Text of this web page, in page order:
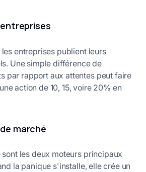
entreprises publient leurs
Une simple différence de
par rapport aux attentes peut faire
action de 10, 15, voire 20% en
marché
les deux moteurs principaux
la panique s'installe, elle crée un